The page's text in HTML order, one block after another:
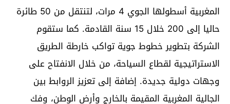
المغربية أسطولها الجوي 4 مرات، لتنتقل من 50 طائرة
حاليا إلى 200 خلال 15 سنة القادمة. كما ستقوم
الشركة بتطوير خطوط جوية تواكب خارطة الطريق
الاستراتيجية لقطاع السياحة، من خلال الانفتاح على
وجهات دولية جديدة. إضافة إلى تعزيز الروابط بين
الجالية المغربية المقيمة بالخارج وأرض الوطن، وفك